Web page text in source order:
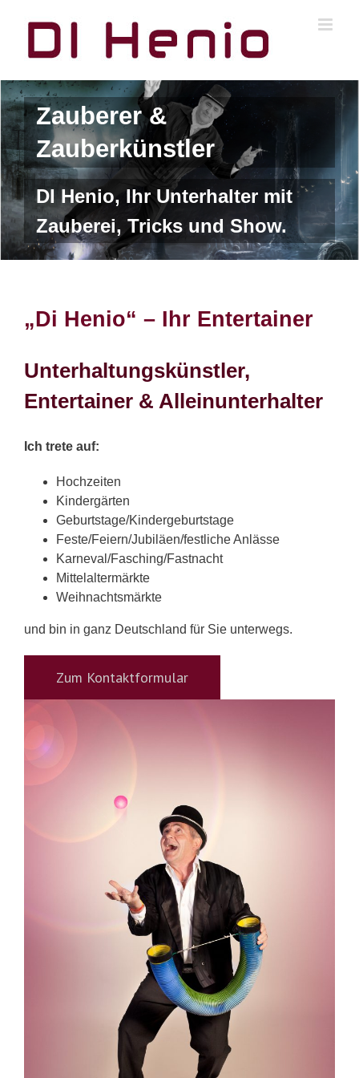
Zauberer &
Zauberkünstler
DI Henio, Ihr Unterhalter mit
Zauberei, Tricks und Show.
„Di Henio“ – Ihr Entertainer
Unterhaltungskünstler,
Entertainer & Alleinunterhalter
Ich trete auf:
Hochzeiten
Kindergärten
Geburtstage/Kindergeburtstage
Feste/Feiern/Jubiläen/festliche Anlässe
Karneval/Fasching/Fastnacht
Mittelaltermärkte
Weihnachtsmärkte
und bin in ganz Deutschland für Sie unterwegs.
Zum Kontaktformular